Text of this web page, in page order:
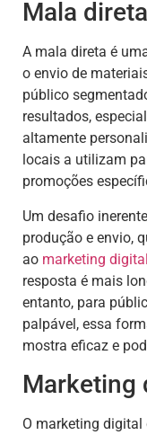
Mala direta
A mala direta é
o envio de
público
resultados,
altamente
locais a utilizam
promoções
Um desafio
produção e envio,
ao marketing digital
resposta é mais
entanto, para
palpável, essa
mostra eficaz e
Marketing
O marketing